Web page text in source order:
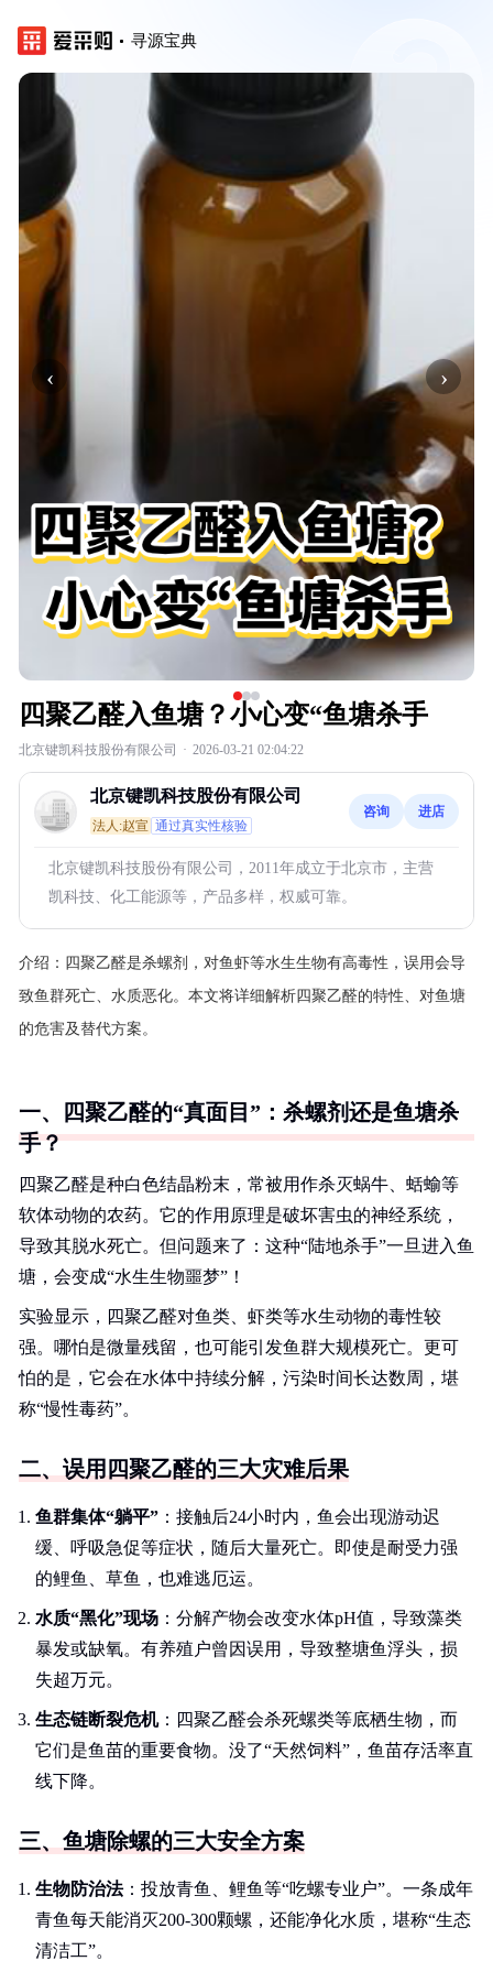
寻源宝典
‹ ›
四聚乙醛入鱼塘？小心变“鱼塘杀手
北京键凯科技股份有限公司 · 2026-03-21 02:04:22
北京键凯科技股份有限公司
法人:赵宣 通过真实性核验
咨询 进店
北京键凯科技股份有限公司，2011年成立于北京市，主营
凯科技、化工能源等，产品多样，权威可靠。
介绍： 四聚乙醛是杀螺剂，对鱼虾等水生生物有高毒性，误用会导
致鱼群死亡、水质恶化。本文将详细解析四聚乙醛的特性、对鱼塘
的危害及替代方案。
一、四聚乙醛的“真面目”：杀螺剂还是鱼塘杀
手？
四聚乙醛是种白色结晶粉末，常被用作杀灭蜗牛、蛞蝓等
软体动物的农药。它的作用原理是破坏害虫的神经系统，
导致其脱水死亡。但问题来了：这种“陆地杀手”一旦进入鱼
塘，会变成“水生生物噩梦”！
实验显示，四聚乙醛对鱼类、虾类等水生动物的毒性较
强。哪怕是微量残留，也可能引发鱼群大规模死亡。更可
怕的是，它会在水体中持续分解，污染时间长达数周，堪
称“慢性毒药”。
二、误用四聚乙醛的三大灾难后果
鱼群集体“躺平” ：接触后24小时内，鱼会出现游动迟
缓、呼吸急促等症状，随后大量死亡。即使是耐受力强
的鲤鱼、草鱼，也难逃厄运。
水质“黑化”现场 ：分解产物会改变水体pH值，导致藻类
暴发或缺氧。有养殖户曾因误用，导致整塘鱼浮头，损
失超万元。
生态链断裂危机：四聚乙醛会杀死螺类等底栖生物，而
它们是鱼苗的重要食物。没了“天然饲料”，鱼苗存活率直
线下降。
三、鱼塘除螺的三大安全方案
生物防治法：投放青鱼、鲤鱼等“吃螺专业户”。一条成年
青鱼每天能消灭200-300颗螺，还能净化水质，堪称“生态
清洁工”。